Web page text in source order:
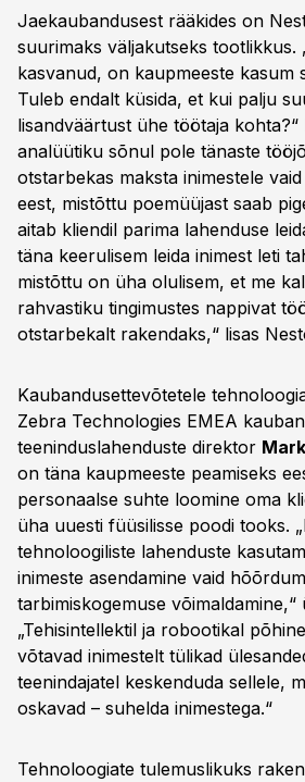
Jaekaubandusest rääkides on
suurimaks väljakutseks tootlikkus.
kasvanud, on kaupmeeste kasum
Tuleb endalt küsida, et kui palju
lisandväärtust ühe töötaja kohta?“
analüütiku sõnul pole tänaste
otstarbekas maksta inimestele
eest, mistõttu poemüüjast saab
aitab kliendil parima lahenduse
täna keerulisem leida inimest leti
mistõttu on üha olulisem, et me
rahvastiku tingimustes nappivat
otstarbekalt rakendaks,“ lisas
Kaubandusettevõtetele
Zebra Technologies EMEA
teeninduslahenduste direktor
on täna kaupmeeste peamiseks
personaalse suhte loomine oma
üha uuesti füüsilisse poodi tooks.
tehnoloogiliste lahenduste
inimeste asendamine vaid
tarbimiskogemuse
„Tehisintellektil ja robootikal
võtavad inimestelt tülikad
teenindajatel keskenduda sellele,
oskavad – suhelda inimestega.“
Tehnoloogiate tulemuslikuks